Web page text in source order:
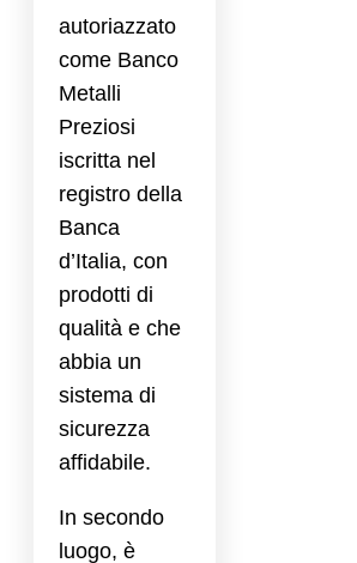
autoriazzato
come Banco
Metalli
Preziosi
iscritta nel
registro della
Banca
d’Italia, con
prodotti di
qualità e che
abbia un
sistema di
sicurezza
affidabile.
In secondo
luogo, è